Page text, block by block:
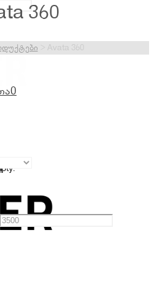
0
360
Avata 360
მაქსიმალური
ფასი